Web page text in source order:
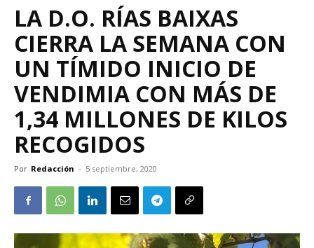
LA D.O. RÍAS BAIXAS
CIERRA LA SEMANA CON
UN TÍMIDO INICIO DE
VENDIMIA CON MÁS DE
1,34 MILLONES DE KILOS
RECOGIDOS
Por Redacción - 5 septiembre, 2020